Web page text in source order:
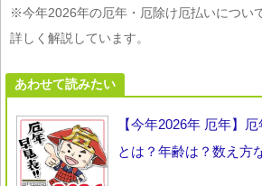
※今年2026年の厄年・厄除け厄払いについ
詳しく解説しています。
あわせて読みたい
【今年2026年 厄年】
とは？年齢は？数え方